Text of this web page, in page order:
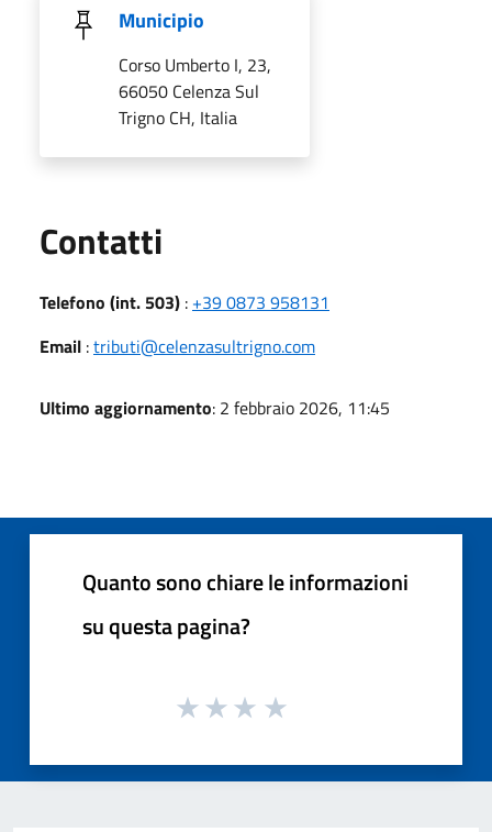
Municipio
Corso Umberto I, 23,
66050 Celenza Sul
Trigno CH, Italia
Contatti
Telefono (int. 503) : +39 0873 958131
Email :tributi@celenzasultrigno.com
Ultimo aggiornamento: 2 febbraio 2026, 11:45
Quanto sono chiare le informazioni
su questa pagina?